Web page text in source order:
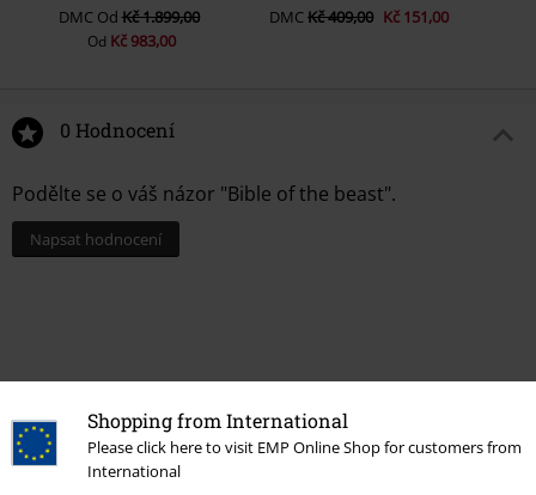
Shopping from International
Please click here to visit EMP Online Shop for customers from
International
DMC OdKč 1.899,00
Od Kč 983,00
DMCKč 409,00 Kč 151,00
0 Hodnocení
Podělte se o váš názor "Bible of the beast".
Napsat hodnocení